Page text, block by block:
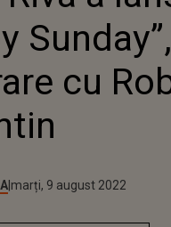
cu
Publicat:
luni, 9 august 2021
Actualizat:
marți, 9 august 2022